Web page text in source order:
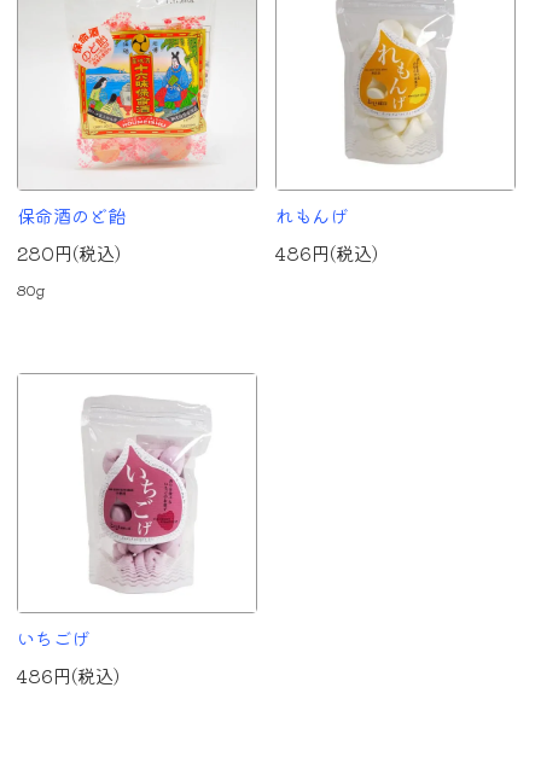
保命酒のど飴
280円(税込)
80g
れもんげ
486円(税込)
いちごげ
486円(税込)